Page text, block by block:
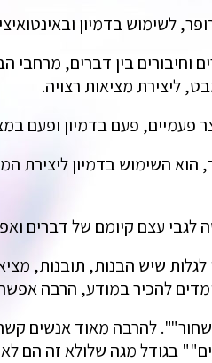
לשימוש בדמיון
וחיבורים בין דברים,
ליצירת מציאות רצויה.
פעמיים, פעם בדמיון ופעם
השימוש בדמיון ליצירת
עצם קיומם של דברים
שיש הבנות, תובנות,
להכיר במודע, הרבה
להרבה מאוד אנשים
בגודל מגה שלולא זה הם לא